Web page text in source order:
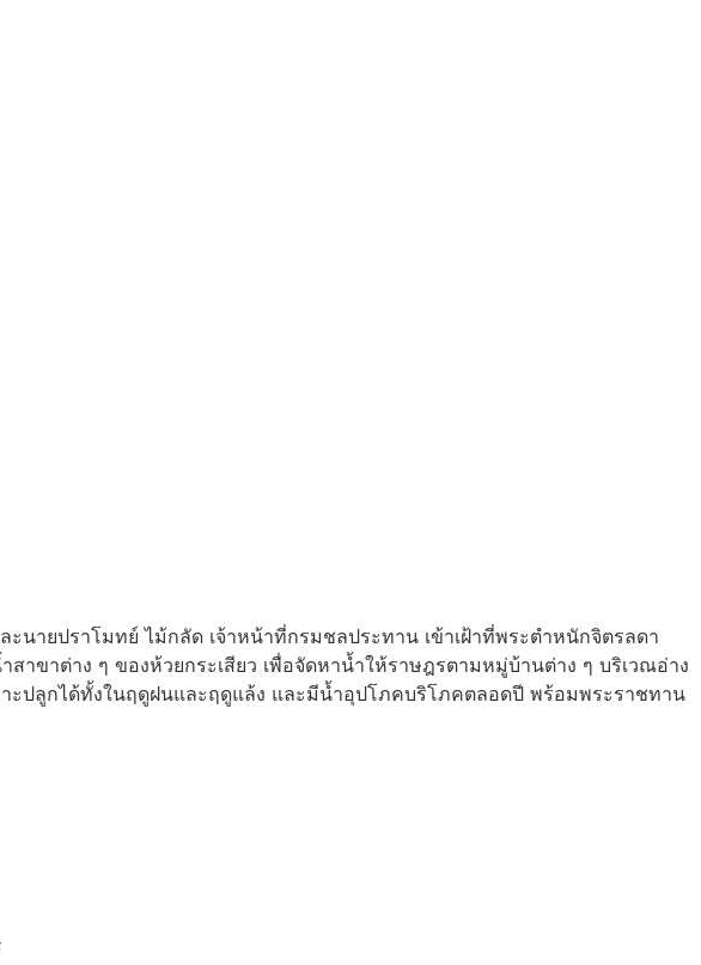
นายปราโมทย์ ไม้กลัด เจ้าหน้าที่กรมชลประทาน เข้าเฝ้าที่พระตำหนักจิตรลดา
าขาต่าง ๆ ของห้วยกระเสียว เพื่อจัดหาน้ำให้ราษฎรตามหมู่บ้านต่าง ๆ บริเวณอ่าง
ะปลูกได้ทั้งในฤดูฝนและฤดูแล้ง และมีน้ำอุปโภคบริโภคตลอดปี พร้อมพระราชทาน